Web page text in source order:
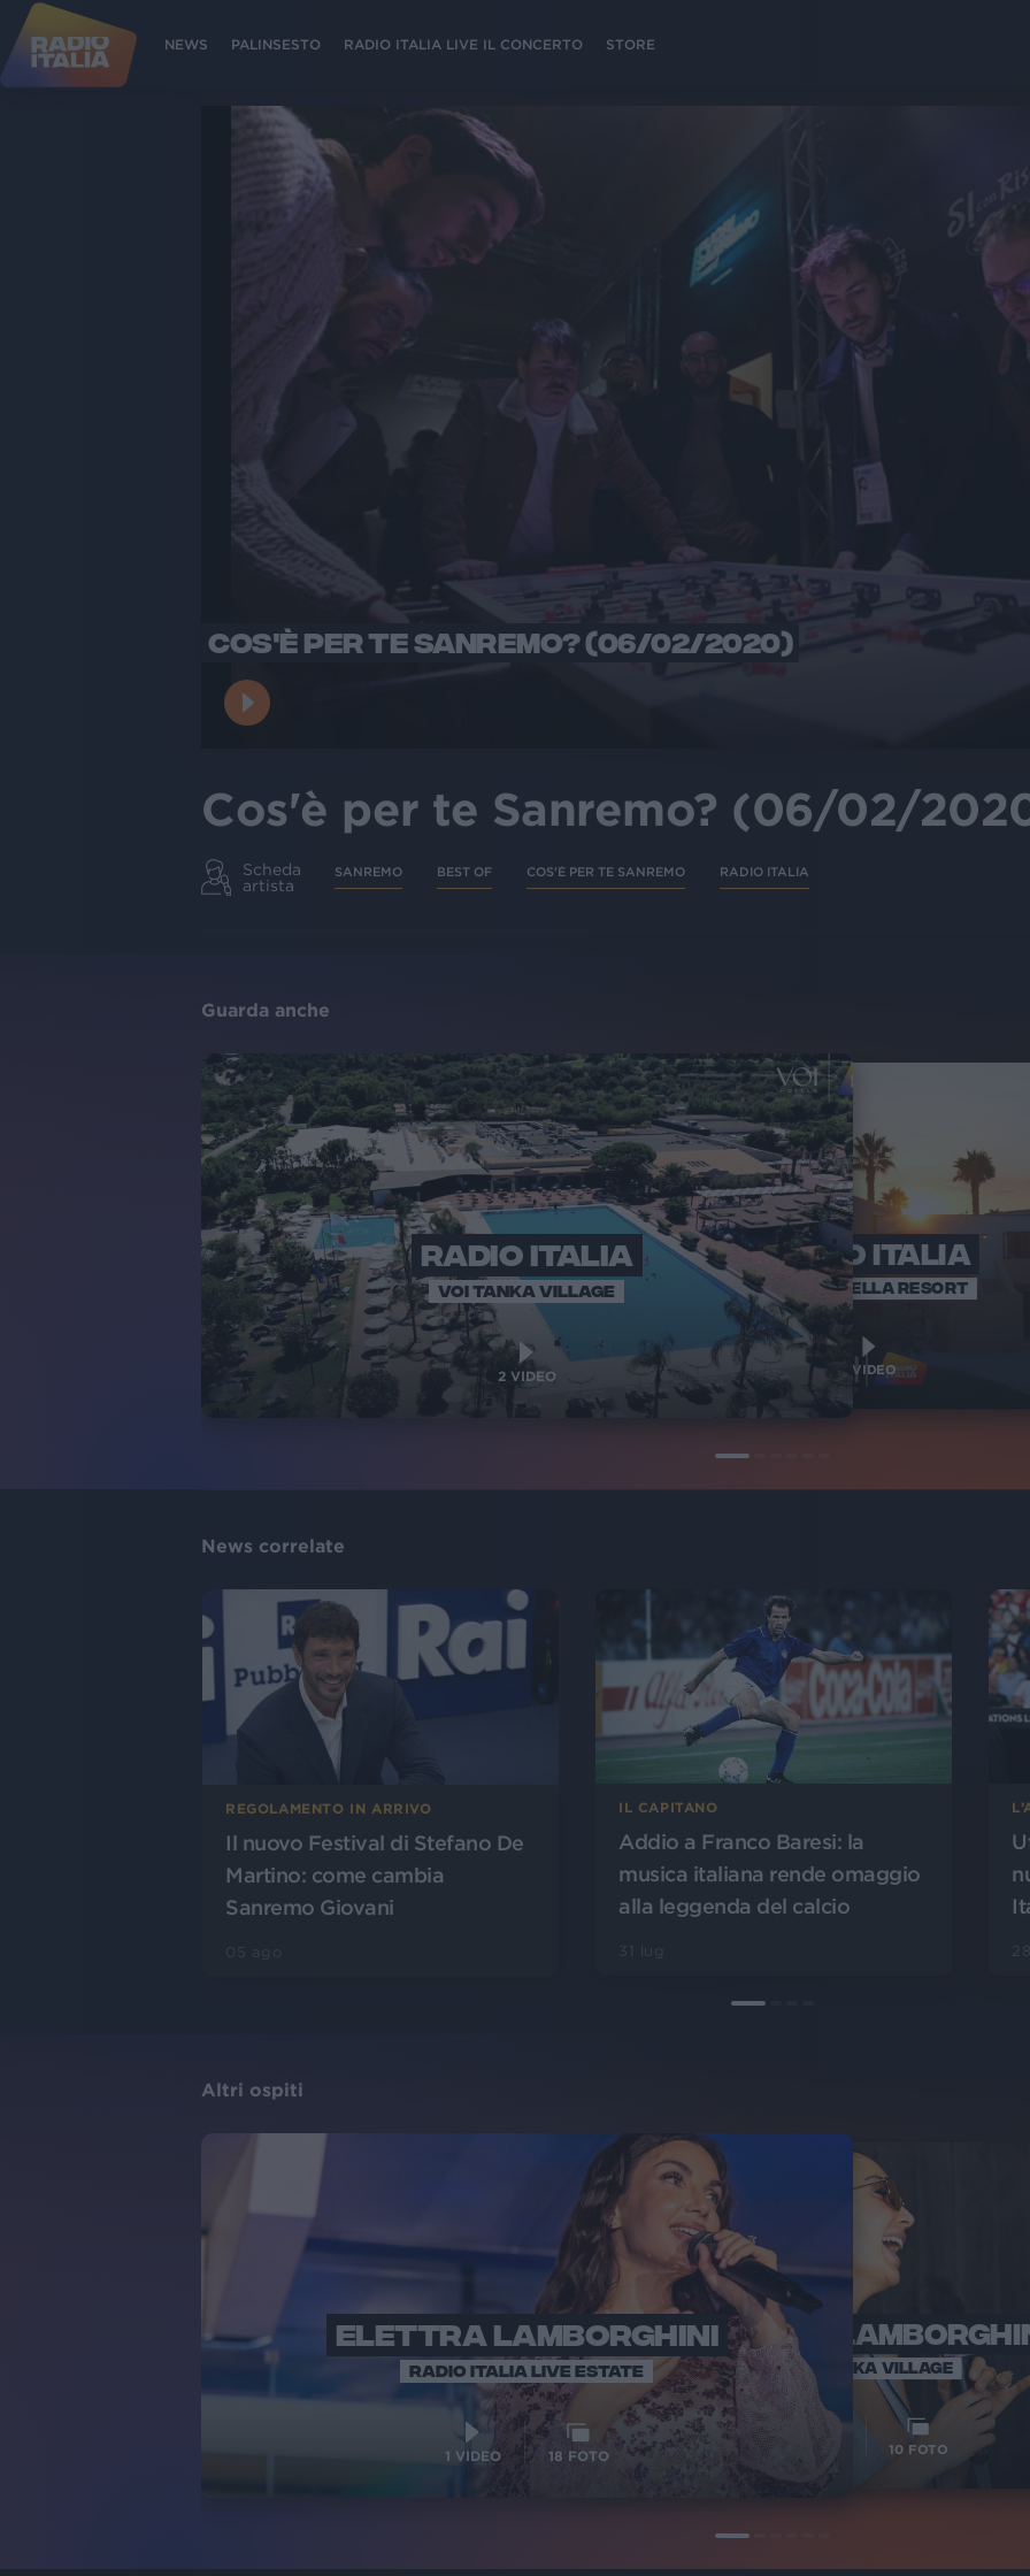
NEWS PALINSESTO RADIO ITALIA LIVE IL CONCERTO STORE
COS'È PER TE SANREMO? (06/02/2020)
Cos'è per te Sanremo? (06/02/
Scheda
artista
SANREMO BEST OF COS'È PER TE SANREMO RADIO ITALIA
Guarda anche
RADIO ITALIA
VOI TANKA VILLAGE
2VIDEO
RADIO ITALIA
VOI ARENELLA RESORT
VIDEO
BRAVO
News correlate
REGOLAMENTO IN ARRIVO
Il nuovo Festival di Stefano De
Martino: come cambia
Sanremo Giovani
IL CAPITANO
Addio a Franco Baresi: la
musica italiana rende omaggio
alla leggenda del calcio
Altri ospiti
ELETTRA LAMBORGHINI
RADIO ITALIA LIVE ESTATE
1 VIDEO 18 FOTO
ELETTRA
VOI TANKA VILLAGE
10 FOTO
VOI